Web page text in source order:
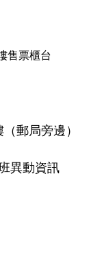
售票櫃台
郵局旁邊）
異動資訊